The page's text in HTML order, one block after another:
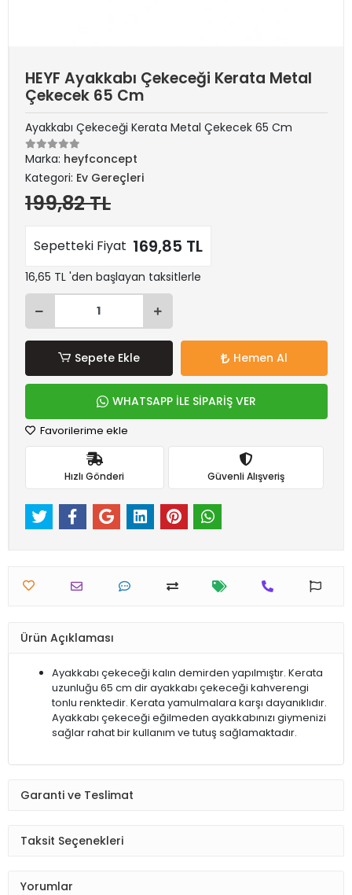
HEYF Ayakkabı Çekeceği Kerata Metal
Çekecek 65 Cm
Ayakkabı Çekeceği Kerata Metal Çekecek 65 Cm
Marka: heyfconcept
Kategori: Ev Gereçleri
199,82 TL
Sepetteki Fiyat 169,85 TL
16,65 TL 'den başlayan taksitlerle
Sepete Ekle Hemen Al
WHATSAPP İLE SİPARİŞ VER
Favorilerime ekle
Hızlı Gönderi Güvenli Alışveriş
Ürün Açıklaması
Ayakkabı çekeceği kalın demirden yapılmıştır. Kerata
uzunluğu 65 cm dir ayakkabı çekeceği kahverengi
tonlu renktedir. Kerata yamulmalara karşı dayanıklıdır.
Ayakkabı çekeceği eğilmeden ayakkabınızı giymenizi
sağlar rahat bir kullanım ve tutuş sağlamaktadır.
Garanti ve Teslimat
Taksit Seçenekleri
Yorumlar